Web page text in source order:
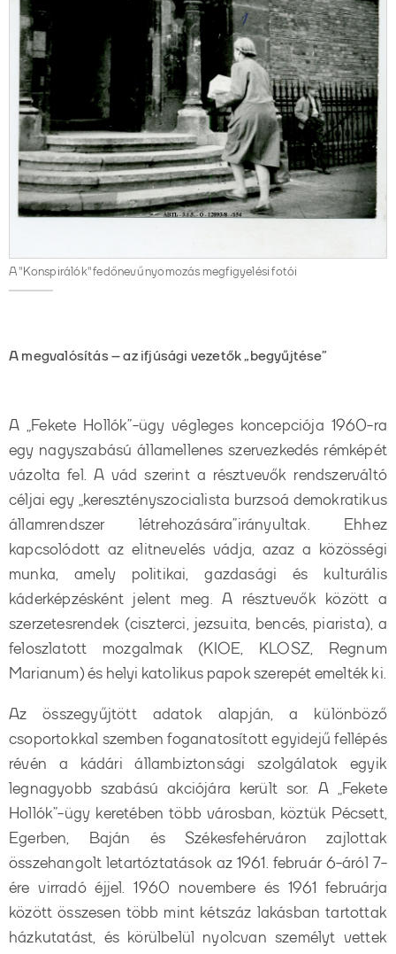
A "Konspirálók" fedőnevű nyomozás megfigyelési fotói
A megvalósítás – az ifjúsági vezetők „begyűjtése”
A „Fekete Hollók”-ügy végleges koncepciója 1960-ra
egy nagyszabású államellenes szervezkedés rémképét
vázolta fel. A vád szerint a résztvevők rendszerváltó
céljai egy „keresztényszocialista burzsoá demokratikus
államrendszer létrehozására”irányultak. Ehhez
kapcsolódott az elitnevelés vádja, azaz a közösségi
munka, amely politikai, gazdasági és kulturális
káderképzésként jelent meg. A résztvevők között a
szerzetesrendek (ciszterci, jezsuita, bencés, piarista), a
feloszlatott mozgalmak (KIOE, KLOSZ, Regnum
Marianum) és helyi katolikus papok szerepét emelték ki.
Az összegyűjtött adatok alapján, a különböző
csoportokkal szemben foganatosított egyidejű fellépés
révén a kádári állambiztonsági szolgálatok egyik
legnagyobb szabású akciójára került sor. A „Fekete
Hollók”-ügy keretében több városban, köztük Pécsett,
Egerben, Baján és Székesfehérváron zajlottak
összehangolt letartóztatások az 1961. február 6-áról 7-
ére virradó éjjel. 1960 novembere és 1961 februárja
között összesen több mint kétszáz lakásban tartottak
házkutatást, és körülbelül nyolcvan személyt vettek